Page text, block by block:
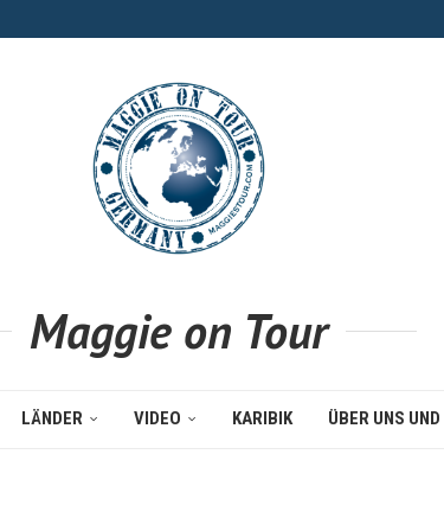
Maggie on Tour
LÄNDER VIDEO KARIBIK ÜBER UNS